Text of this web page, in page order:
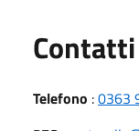
Contatti
Telefono :0363